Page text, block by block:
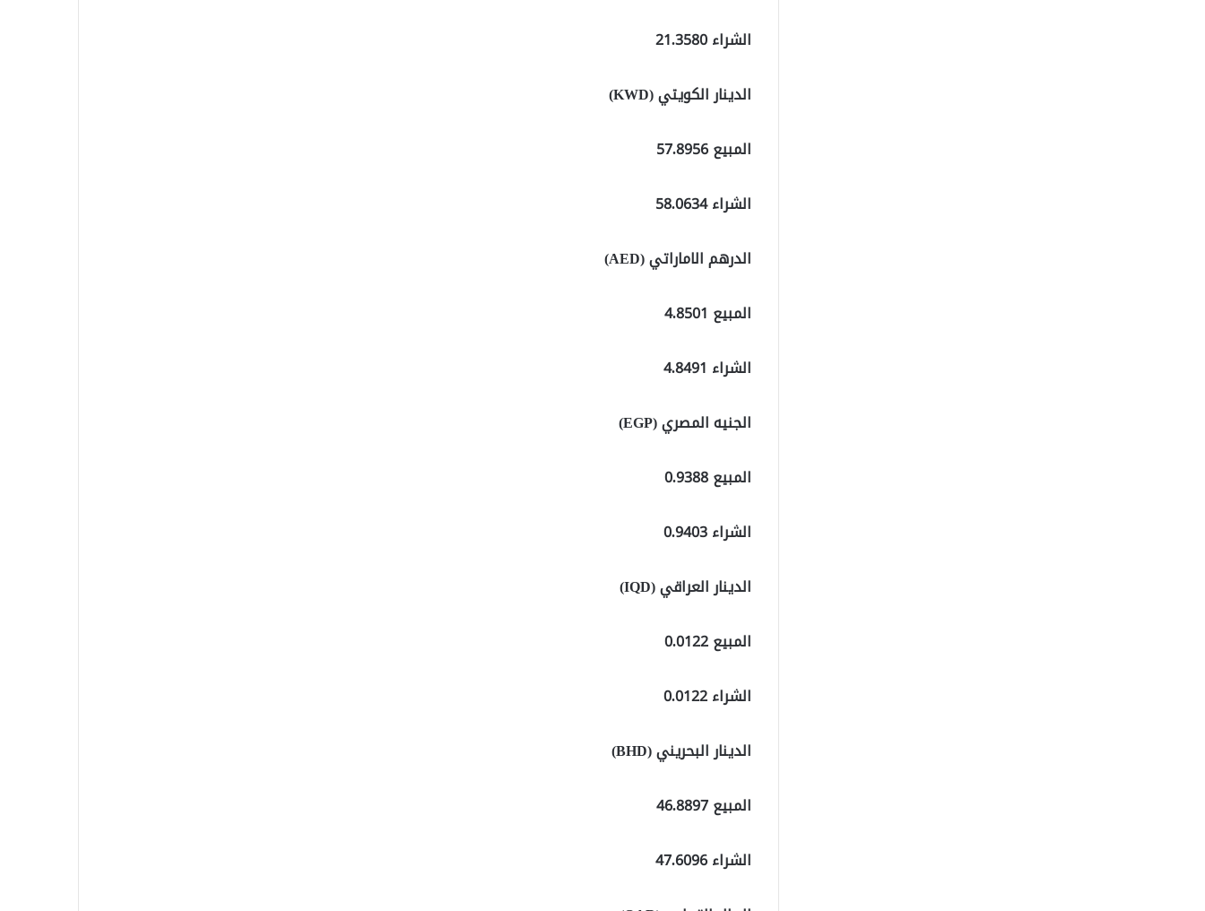
الشراء 21.3580
الدينار الكويتي (KWD)
المبيع 57.8956
الشراء 58.0634
الدرهم الاماراتي (AED)
المبيع 4.8501
الشراء 4.8491
الجنيه المصري (EGP)
المبيع 0.9388
الشراء 0.9403
الدينار العراقي (IQD)
المبيع 0.0122
الشراء 0.0122
الدينار البحريني (BHD)
المبيع 46.8897
الشراء 47.6096